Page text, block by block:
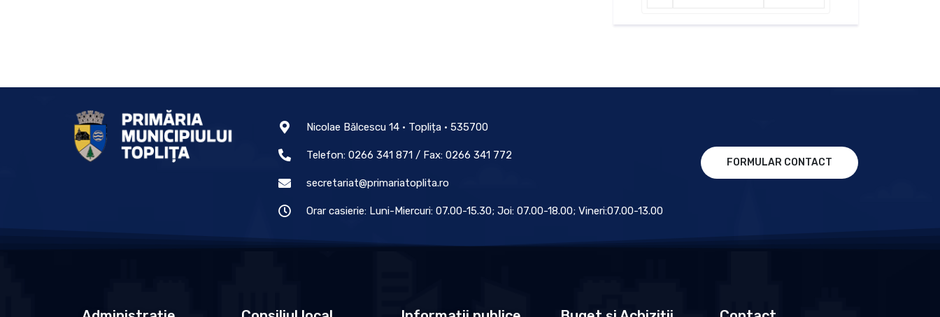
Nicolae Bălcescu 14 • Toplița • 535700
Telefon: 0266 341 871 / Fax: 0266 341 772
secretariat@primariatoplita.ro
Orar casierie: Luni-Miercuri: 07.00-15.30; Joi: 07.00-18.00; Vineri:07.00-13.00
FORMULAR CONTACT